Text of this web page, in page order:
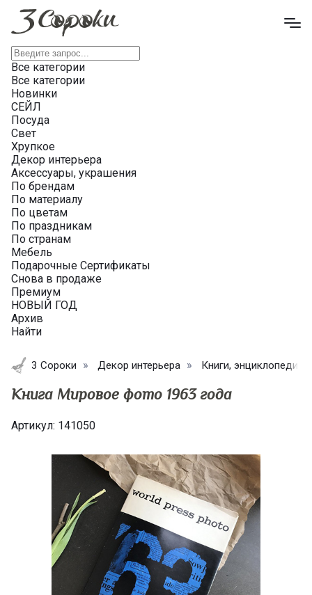
Все категории
Все категории
Новинки
СЕЙЛ
Посуда
Свет
Хрупкое
Декор интерьера
Аксессуары, украшения
По брендам
По материалу
По цветам
По праздникам
По странам
Мебель
Подарочные Сертификаты
Снова в продаже
Премиум
НОВЫЙ ГОД
Архив
Найти
3 Сороки Декор интерьера Книги, энциклопедии
Книга Мировое фото 1963 года
Артикул: 141050